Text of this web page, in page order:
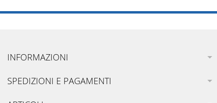
INFORMAZIONI
SPEDIZIONI E PAGAMENTI